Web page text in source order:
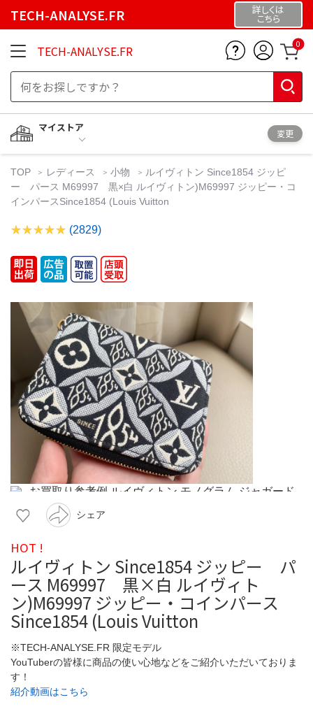
TECH-ANALYSE.FR 詳しくは
こちら
TECH-ANALYSE.FR 0
マイストア
変更
TOP レディース 小物
ルイヴィトン Since1854 ジッピ
ー パース M69997 黒×白 ルイヴィトン)M69997 ジッピー・コ
インパースSince1854 (Louis Vuitton
(2829)
シェア
HOT !
ルイヴィトン Since1854 ジッピー パ
ース M69997 黒×白 ルイヴィト
ン)M69997 ジッピー・コインパース
Since1854 (Louis Vuitton
※TECH-ANALYSE.FR 限定モデル
YouTuberの皆様に商品の使い心地などをご紹介いただいておりま
す！
紹介動画はこちら